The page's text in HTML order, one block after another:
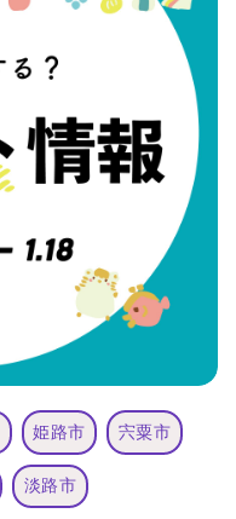
姫路市 宍粟市
淡路市